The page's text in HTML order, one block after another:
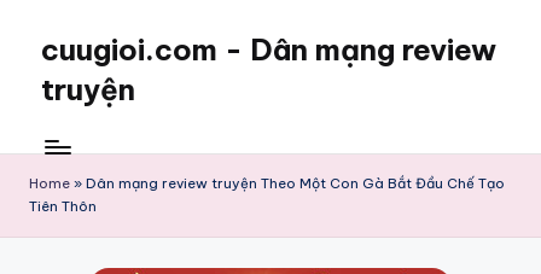
cuugioi.com - Dân mạng review
truyện
Home » Dân mạng review truyện Theo Một Con Gà Bắt Đầu Chế Tạo
Tiên Thôn